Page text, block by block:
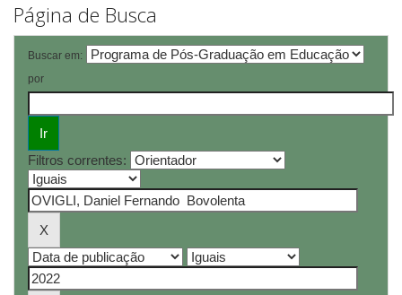
Página de Busca
Buscar em:
por
Filtros correntes: